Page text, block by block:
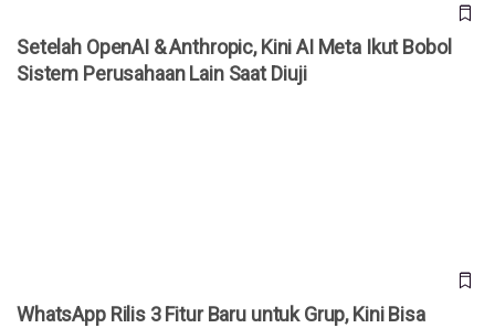
Setelah OpenAI & Anthropic, Kini AI Meta Ikut Bobol
Sistem Perusahaan Lain Saat Diuji
WhatsApp Rilis 3 Fitur Baru untuk Grup, Kini Bisa